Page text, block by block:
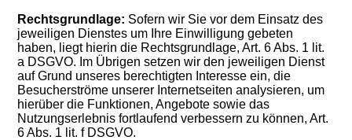
Rechtsgrundlage: Sofern wir Sie vor dem Einsatz des
jeweiligen Dienstes um Ihre Einwilligung gebeten
haben, liegt hierin die Rechtsgrundlage, Art. 6 Abs. 1 lit.
a DSGVO. Im Übrigen setzen wir den jeweiligen Dienst
auf Grund unseres berechtigten Interesse ein, die
Besucherströme unserer Internetseiten analysieren, um
hierüber die Funktionen, Angebote sowie das
Nutzungserlebnis fortlaufend verbessern zu können, Art.
6 Abs. 1 lit. f DSGVO.